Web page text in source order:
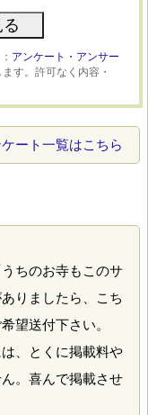
アンケート・アンサー
す。許可なく内容・
ート一覧はこちら
ちのお寺もこのサ
りましたら、こち
望送付下さい。
、とくに掲載料や
。喜んで掲載させ